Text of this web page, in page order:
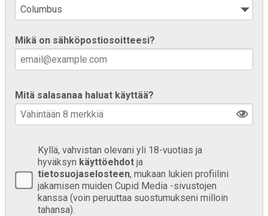
Mikä on sähköpostiosoitteesi?
Mitä salasanaa haluat käyttää?
Kyllä, vahvistan olevani yli 18-vuotias ja
hyväksyn käyttöehdot ja
tietosuojaselosteen, mukaan lukien profiilini
jakamisen muiden Cupid Media -sivustojen
kanssa (voin peruuttaa suostumukseni milloin
tahansa).